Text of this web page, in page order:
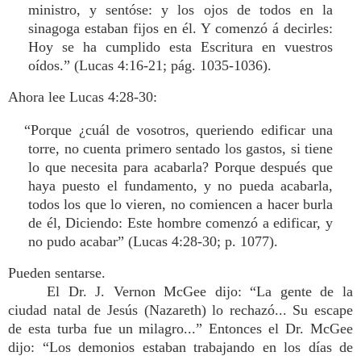
ministro, y sentóse: y los ojos de todos en la
sinagoga estaban fijos en él. Y comenzó á decirles:
Hoy se ha cumplido esta Escritura en vuestros
oídos.” (Lucas 4:16-21; pág. 1035-1036).
Ahora lee Lucas 4:28-30:
“Porque ¿cuál de vosotros, queriendo edificar una
torre, no cuenta primero sentado los gastos, si tiene
lo que necesita para acabarla? Porque después que
haya puesto el fundamento, y no pueda acabarla,
todos los que lo vieren, no comiencen a hacer burla
de él, Diciendo: Este hombre comenzó a edificar, y
no pudo acabar” (Lucas 4:28-30; p. 1077).
Pueden sentarse.
El Dr. J. Vernon McGee dijo: “La gente de la
ciudad natal de Jesús (Nazareth) lo rechazó... Su escape
de esta turba fue un milagro...” Entonces el Dr. McGee
dijo: “Los demonios estaban trabajando en los días de